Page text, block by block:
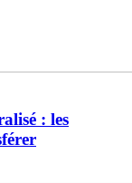
: les